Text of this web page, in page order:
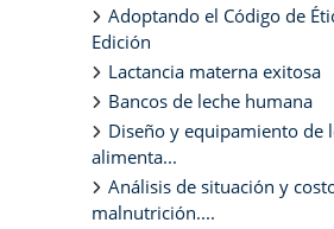
Adoptando el Código de
Edición
Lactancia materna exitosa
Bancos de leche humana
Diseño y equipamiento de
alimenta...
Análisis de situación y
malnutrición....